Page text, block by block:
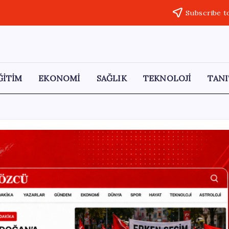
Subscribe
EKONOMİ SAĞLIK TEKNOLOJİ